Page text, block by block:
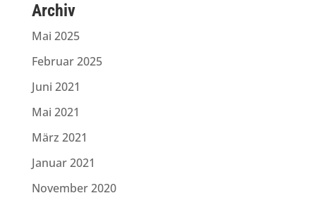
Archiv
Mai 2025
Februar 2025
Juni 2021
Mai 2021
März 2021
Januar 2021
November 2020